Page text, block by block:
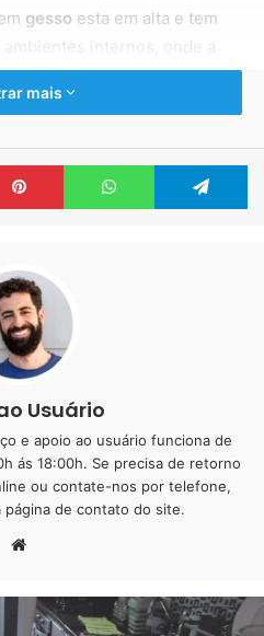
gesso esta em alta e tem
internos, onde a
de sofisticação e beleza na
ao projeto.
da
textura na sua parede às
mais utilizada, essas placas
ser bem leve, o processo de
ser utilizado mesmo em
de placa pode ser comprado
de construção.
placas de gesso 3D:
fazer;
mais
Pinterest WhatsApp
Usuário
e apoio ao usuário funciona de
ás 18:00h. Se precisa de retorno
ou contate-nos por telefone,
página de contato do site.